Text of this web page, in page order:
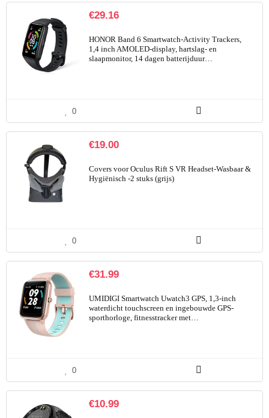
€29.16
HONOR Band 6 Smartwatch-Activity Trackers,
1,4 inch AMOLED-display, hartslag- en
slaapmonitor, 14 dagen batterijduur…
0
€19.00
Covers voor Oculus Rift S VR Headset-Wasbaar &
Hygiënisch -2 stuks (grijs)
0
€31.99
UMIDIGI Smartwatch Uwatch3 GPS, 1,3-inch
waterdicht touchscreen en ingebouwde GPS-
sporthorloge, fitnesstracker met…
0
€10.99